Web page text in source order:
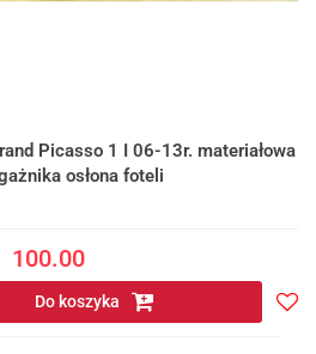
Picasso 1 I 06-13r. materiałowa
osłona foteli
100.00
Do koszyka